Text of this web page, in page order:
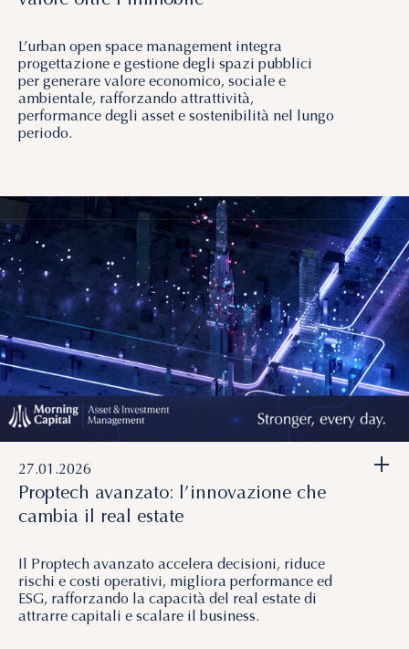
L’urban open space management integra
progettazione e gestione degli spazi pubblici
per generare valore economico, sociale e
ambientale, rafforzando attrattività,
performance degli asset e sostenibilità nel lungo
periodo.
27.01.2026
Proptech avanzato: l’innovazione che
cambia il real estate
Il Proptech avanzato accelera decisioni, riduce
rischi e costi operativi, migliora performance ed
ESG, rafforzando la capacità del real estate di
attrarre capitali e scalare il business.
+